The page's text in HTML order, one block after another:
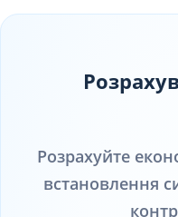
Розрахуйте
встановлення